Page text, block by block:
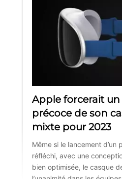
Apple forcerait
précoce de son
mixte pour 2023
Même si le lancement
réfléchi, avec une
bien optimisée, le casque